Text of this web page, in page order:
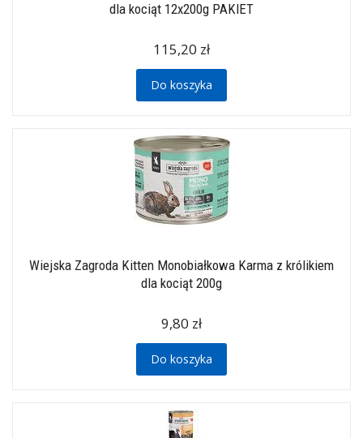
dla kociąt 12x200g PAKIET
115,20 zł
Do koszyka
Wiejska Zagroda Kitten Monobiałkowa Karma z królikiem
dla kociąt 200g
9,80 zł
Do koszyka